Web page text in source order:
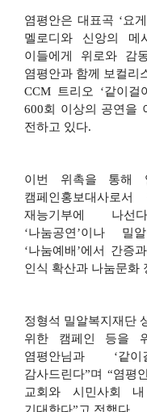
염평안은 대표곡 ‘요
멜로디와 신앙의
이들에게 위로와 감
염평안과 함께 보컬리
CCM
트리오 ‘같이걸
600회 이상의 공연을
전하고 있다.
이번 위촉을 통해
캠페인홍보대사로
재능기부에 나선다
‘나눔공연 ’이나 밀알
‘나눔예배 ’에서 간증
인식 확산과 나눔문화
정형석 밀알복지재단
위한 캠페인 등을
염평안님과 ‘같이
감사드린다”며 “염평
교회와 시민사회